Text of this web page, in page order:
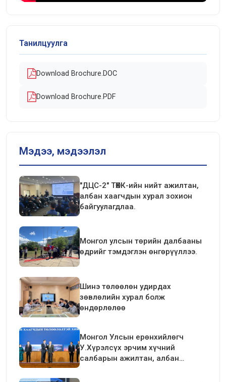
Танилцуулга
Download Brochure.DOC
Download Brochure.PDF
Мэдээ, мэдээлэл
"ДЦС-2" ТӨХК-ийн нийт ажилтан,
албан хаагчдын хурал зохион
байгуулагдлаа.
Монгол улсын төрийн далбааны
өдрийг тэмдэглэн өнгөрүүллээ.
Шинэ төлөөлөн удирдах
зөвлөлийн хурал болж
өндөрлөлөө
Монгол Улсын ерөнхийлөгч
У.Хүрэлсүх эрчим хүчний
салбарын ажилтан, албан